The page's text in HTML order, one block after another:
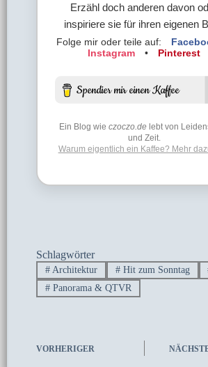
Erzähl doch anderen davon
inspiriere sie für ihren eigenen
Folge mir oder teile auf:
Instagram
• Pinterest
Ein Blog wie czoczo.delebt von
und Zeit.
Warum eigentlich ein Kaffee? Mehr
Schlagwörter
#Architektur #Hit zum Sonntag
#Panorama & QTVR
VORHERIGER